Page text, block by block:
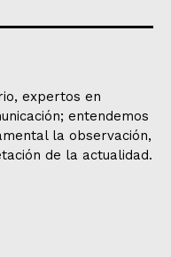
expertos en
entendemos
la observación,
de la actualidad.